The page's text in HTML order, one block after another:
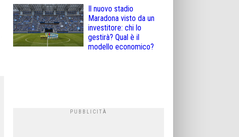
Il nuovo stadio
Maradona visto da un
investitore: chi lo
gestirà? Qual è il
modello economico?